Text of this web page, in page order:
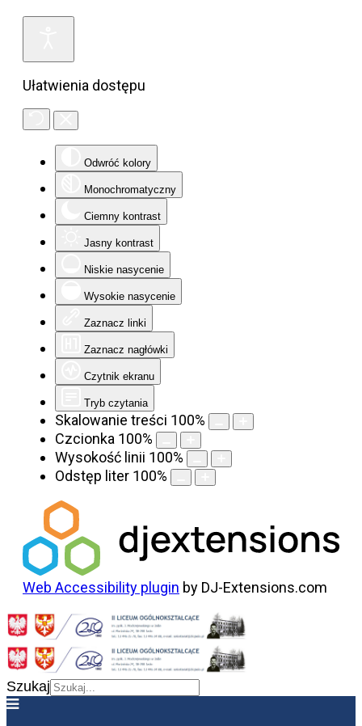
Ułatwienia dostępu
Odwróć kolory
Monochromatyczny
Ciemny kontrast
Jasny kontrast
Niskie nasycenie
Wysokie nasycenie
Zaznacz linki
Zaznacz nagłówki
Czytnik ekranu
Tryb czytania
Skalowanie treści 100%
Czcionka 100%
Wysokość linii 100%
Odstęp liter 100%
Web Accessibility plugin by DJ-Extensions.com
Szukaj